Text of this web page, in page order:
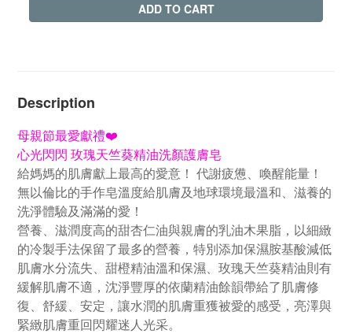
ADD TO CART
Description
母親節最愛獻禮❤️
心光閃閃 玫瑰天竺葵精油洗顏護膚皂
給媽媽的肌膚獻上最高的愛意！ 代謝疲憊、喚醒能量！
無以倫比的手作皂溫度給肌膚及地球環境最溫和、滋養的
洗淨體驗及滿滿的愛！
營養、滋潤度高的甜杏仁油與親膚的乳油木果脂，以細緻
的冷製手法保留了最多的營養，特別添加保濕胺基酸減低
肌膚水分流失、甜橙精油溫和保濕、玫瑰天竺葵精油則有
緩解肌膚不適，沈淨豐厚的依蘭精油餘韻帶給了肌膚修
復、舒緩、安定，讓水潤的肌膚重獲被愛的感受，亮澤與
緊緻肌膚重回閃耀迷人光采。